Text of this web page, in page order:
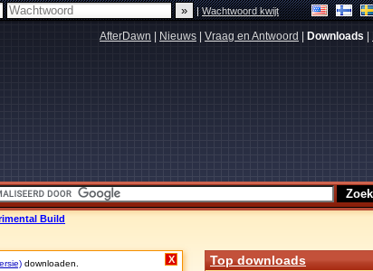
|Wachtwoord kwijt
AfterDawn Nieuws Vraag en Antwoord Downloads
Build
downloaden.
X Top downloads